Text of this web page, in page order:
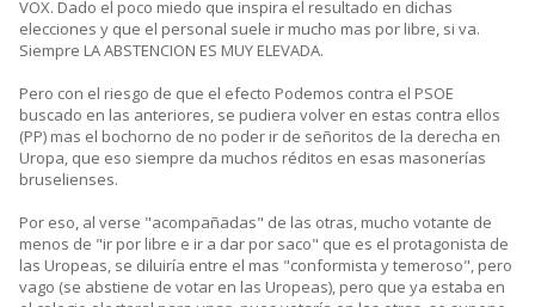
VOX. Dado el poco miedo que inspira el resultado en dichas
elecciones y que el personal suele ir mucho mas por libre, si va.
Siempre LA ABSTENCION ES MUY ELEVADA.
Pero con el riesgo de que el efecto Podemos contra el PSOE
buscado en las anteriores, se pudiera volver en estas contra ellos
(PP) mas el bochorno de no poder ir de señoritos de la derecha en
Uropa, que eso siempre da muchos réditos en esas masonerías
bruselienses.
Por eso, al verse "acompañadas" de las otras, mucho votante de
menos de "ir por libre e ir a dar por saco" que es el protagonista de
las Uropeas, se diluiría entre el mas "conformista y temeroso", pero
vago (se abstiene de votar en las Uropeas), pero que ya estaba en